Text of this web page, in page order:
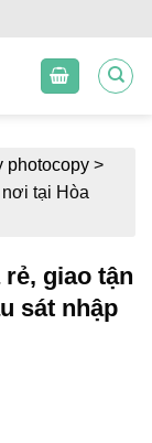
photocopy >
tại Hòa
giao tận
sát nhập